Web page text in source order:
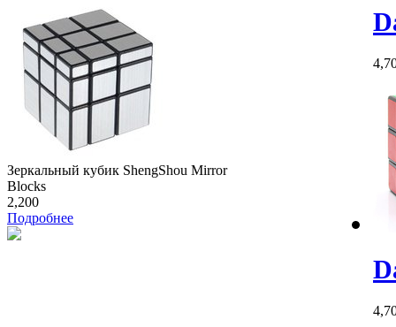
Зеркальный кубик ShengShou Mirror
Blocks
2,200
Подробнее